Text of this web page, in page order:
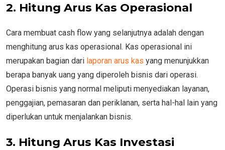
2. Hitung Arus Kas Operasional
Cara membuat cash flow yang selanjutnya adalah dengan
menghitung arus kas operasional. Kas operasional ini
merupakan bagian dari laporan arus kas yang menunjukkan
berapa banyak uang yang diperoleh bisnis dari operasi.
Operasi bisnis yang normal meliputi menyediakan layanan,
penggajian, pemasaran dan periklanan, serta hal-hal lain yang
diperlukan untuk menjalankan bisnis.
3. Hitung Arus Kas Investasi